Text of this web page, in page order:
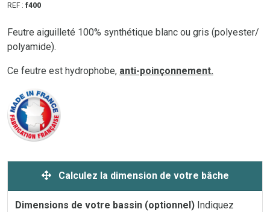
REF : f400
Feutre aiguilleté 100% synthétique blanc ou gris (polyester/
polyamide).
Ce feutre est hydrophobe, anti-poinçonnement.
Calculez la dimension de votre bâche
Dimensions de votre bassin (optionnel) Indiquez